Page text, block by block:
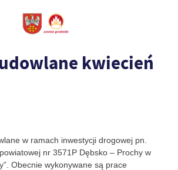
kwiecień
w ramach inwestycji drogowej pn.
nr 3571P Dębsko – Prochy w
Obecnie wykonywane są prace